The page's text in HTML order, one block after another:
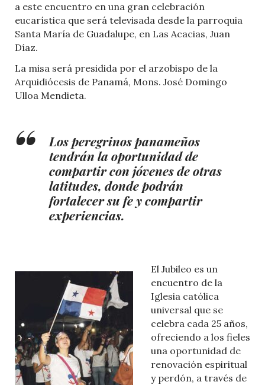
a este encuentro en una gran celebración
eucarística que será televisada desde la parroquia
Santa María de Guadalupe, en Las Acacias, Juan
Díaz.
La misa será presidida por el arzobispo de la
Arquidiócesis de Panamá, Mons. José Domingo
Ulloa Mendieta.
Los peregrinos panameños
tendrán la oportunidad de
compartir con jóvenes de otras
latitudes, donde podrán
fortalecer su fe y compartir
experiencias.
El Jubileo es un
encuentro de la
Iglesia católica
universal que se
celebra cada 25 años,
ofreciendo a los fieles
una oportunidad de
renovación espiritual
y perdón, a través de